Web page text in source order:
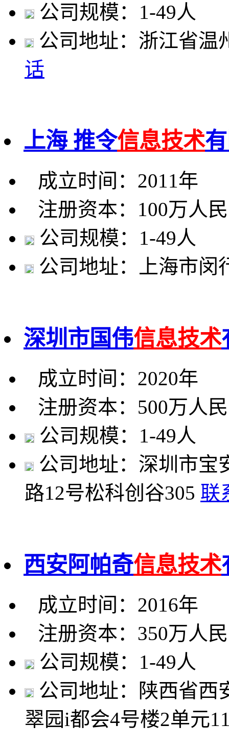
公司规模：1-49人
公司地址：浙江省温
话
上海 推令信息技术
成立时间：2011年
注册资本：100万人
公司规模：1-49人
公司地址：上海市闵
深圳市国伟信息技术
成立时间：2020年
注册资本：500万人
公司规模：1-49人
公司地址：深圳市宝
路12号松科创谷305 联
西安阿帕奇信息技术
成立时间：2016年
注册资本：350万人
公司规模：1-49人
公司地址：陕西省西
翠园i都会4号楼2单元